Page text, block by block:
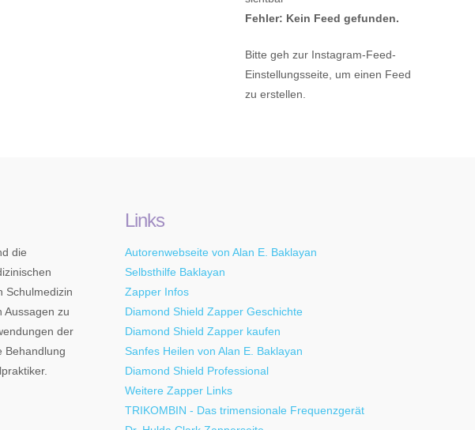
Fehler: Kein Feed gefunden.
Bitte geh zur Instagram-Feed-
Einstellungsseite, um einen Feed
zu erstellen.
die
Schulmedizin
Aussagen zu
der
Behandlung
Links
Autorenwebseite von Alan E. Baklayan
Selbsthilfe Baklayan
Zapper Infos
Diamond Shield Zapper Geschichte
Diamond Shield Zapper kaufen
Sanfes Heilen von Alan E. Baklayan
Diamond Shield Professional
Weitere Zapper Links
TRIKOMBIN - Das trimensionale Frequenzgerät